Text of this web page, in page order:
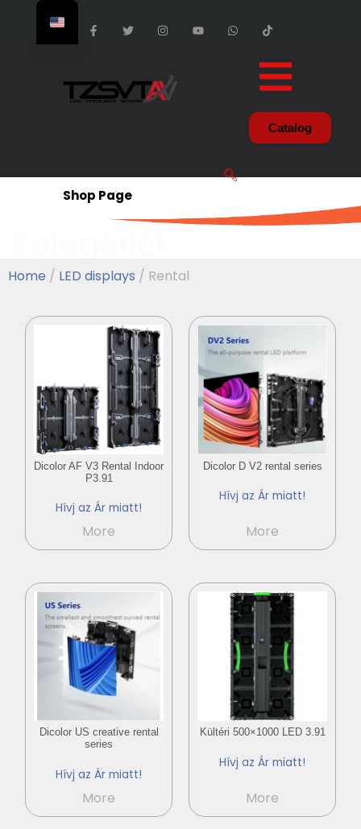
Catalog
Shop Page
Home / LED displays / Rental
Dicolor AF V3 Rental Indoor
P3.91
Hívj az Ár miatt!
More
Dicolor D V2 rental series
Hívj az Ár miatt!
More
Dicolor US creative rental
series
Hívj az Ár miatt!
More
Kültéri 500×1000 LED 3.91
Hívj az Ár miatt!
More